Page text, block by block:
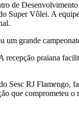
de
Super Vôlei. A
grande
recepção praiana
Sesc RJ
que comprometeu